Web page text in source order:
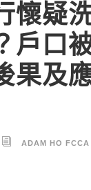
懷疑
戶口
果及
ADAM HO FCCA